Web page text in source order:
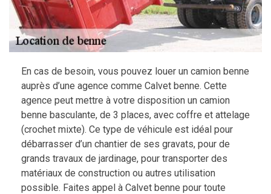
En cas de besoin, vous pouvez louer un camion benne
auprès d’une agence comme Calvet benne. Cette
agence peut mettre à votre disposition un camion
benne basculante, de 3 places, avec coffre et attelage
(crochet mixte). Ce type de véhicule est idéal pour
débarrasser d’un chantier de ses gravats, pour de
grands travaux de jardinage, pour transporter des
matériaux de construction ou autres utilisation
possible. Faites appel à Calvet benne pour toute